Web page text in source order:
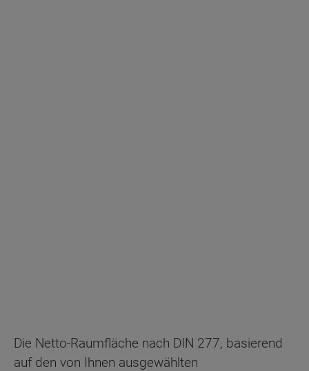
Die Netto-Raumfläche nach DIN 277, basierend
auf den von Ihnen ausgewählten